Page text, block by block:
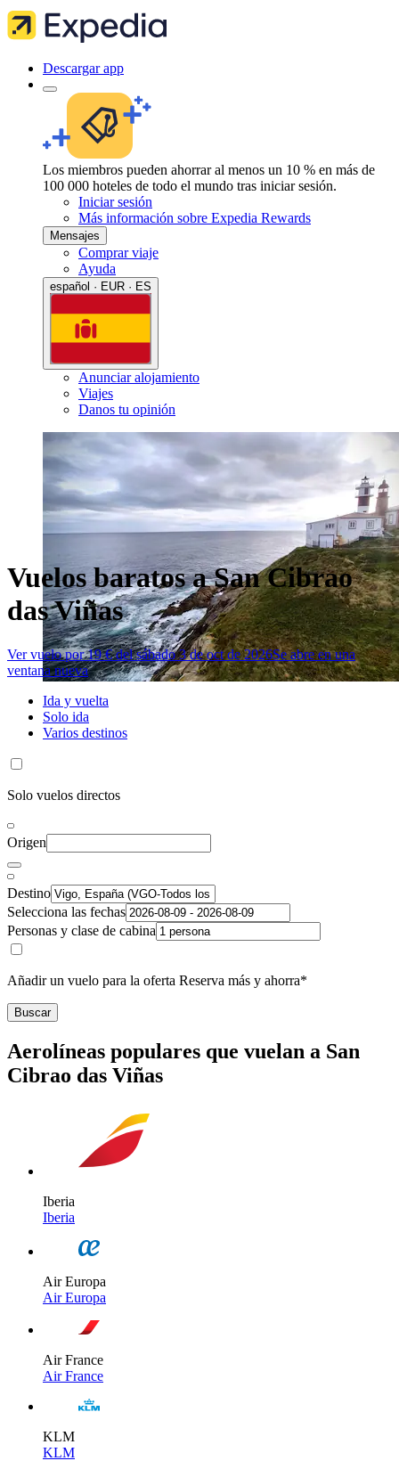
Descargar app
Los miembros pueden ahorrar al menos un 10 % en más de
100 000 hoteles de todo el mundo tras iniciar sesión.
Iniciar sesión
Más información sobre Expedia Rewards
Mensajes
Comprar viaje
Ayuda
español · EUR · ES
Anunciar alojamiento
Viajes
Danos tu opinión
Vuelos baratos a San Cibrao
das Viñas
Ver vuelo por 19 € del sábado 3 de oct de 2026Se abre en una
ventana nueva
Ida y vuelta
Solo ida
Varios destinos
Solo vuelos directos
Origen
Destino
Selecciona las fechas
Personas y clase de cabina
Añadir un vuelo para la oferta Reserva más y ahorra*
Buscar
Aerolíneas populares que vuelan a San
Cibrao das Viñas
Iberia
Iberia
Air Europa
Air Europa
Air France
Air France
KLM
KLM